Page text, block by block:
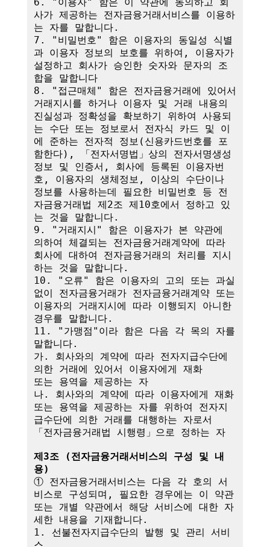
사가 제공하는 전자금융거래서비스를 이용하
는 자를 말합니다.
7. "비밀번호" 함은 이용자의 동일성 식별
과 이용자 정보의 보호를 위하여, 이용자가
설정하고 회사가 승인한 숫자와 문자의 조
합을 말합니다
8. "접근매체" 함은 전자금융거래에 있어서
거래지시를 하거나 이용자 및 거래 내용의
진실성과 정확성을 확보하기 위하여 사용되
는 수단 또는 정보로서 전자식 카드 및 이
에 준하는 전자적 정보(신용카드번호를 포
함한다), 「전자서명법」상의 전자서명생성
정보 및 인증서, 회사에 등록된 이용자번
호, 이용자의 생체정보, 이상의 수단이나
정보를 사용하는데 필요한 비밀번호 등 전
자금융거래법 제2조 제10호에서 정하고 있
는 것을 말합니다.
9. "거래지시" 함은 이용자가 본 약관에
의하여 체결되는 전자금융거래계약에 따라
회사에 대하여 전자금융거래의 처리를 지시
하는 것을 말합니다.
10. "오류" 함은 이용자의 고의 또는 과실
없이 전자금융거래가 전자금융거래계약 또는
이용자의 거래지시에 따라 이행되지 아니한
경우를 말합니다.
11. "가맹점"이라 함은 다음 각 목의 자를
말합니다.
가. 회사와의 계약에 따라 전자지급수단에
의한 거래에 있어서 이용자에게 재화
또는 용역을 제공하는 자
나. 회사와의 계약에 따라 이용자에게 재화
또는 용역을 제공하는 자를 위하여 전자지
급수단에 의한 거래를 대행하는 자로서
「전자금융거래법 시행령」으로 정하는 자
제3조 (전자금융거래서비스의 구성 및 내
용)
① 전자금융거래서비스는 다음 각 호의 서
비스로 구성되며, 필요한 경우에는 이 약관
또는 개별 약관에서 해당 서비스에 대한 자
세한 내용을 기재합니다.
1. 선불전자지급수단의 발행 및 관리 서비